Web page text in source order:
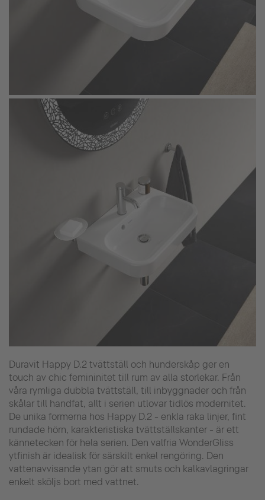
Duravit Happy D.2 tvättställ och hunderskåp ger en
touch av chic femininitet till rum av alla storlekar. Från
våra rymliga dubbla tvättställ, till inbyggnader och från
skålar till handfat, allt i serien utlovar tidlös modernitet.
De unika formerna hos Happy D.2 - enkla raka linjer, fint
rundade hörn, karakteristiska tvättställskanter - är ett
kännetecken för hela serien. Den valfria WonderGliss
ytfinish är idealisk för särskilt enkel rengöring. Den
vattenavvisande ytan gör att smuts och kalkavlagringar
enkelt sköljs bort med vattnet.